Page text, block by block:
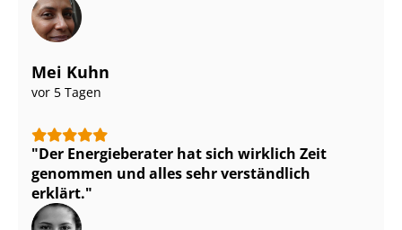
Mei Kuhn
vor 5 Tagen
Der Energieberater hat sich wirklich Zeit
genommen und alles sehr verständlich
erklärt.